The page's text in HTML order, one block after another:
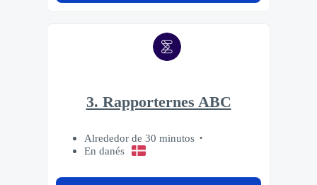
3. Rapporternes ABC
Alrededor de 30 minutos
En danés